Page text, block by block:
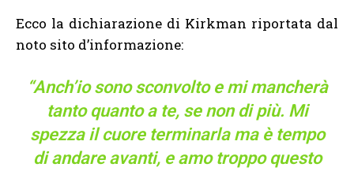
Ecco la dichiarazione di Kirkman riportata dal
noto sito d’informazione:
“Anch’io sono sconvolto e mi mancherà
tanto quanto a te, se non di più. Mi
spezza il cuore terminarla ma è tempo
di andare avanti, e amo troppo questo